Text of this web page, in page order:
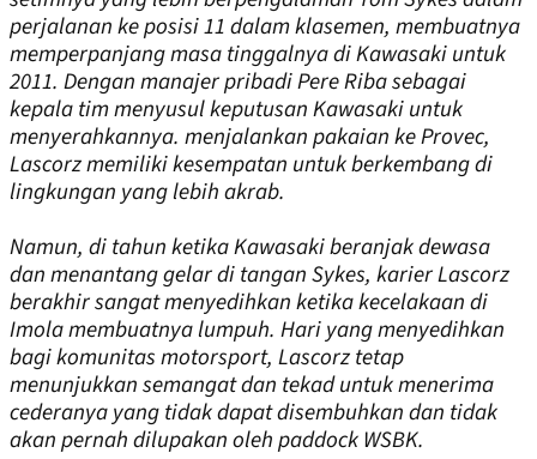
perjalanan ke posisi 11 dalam klasemen, membuatnya
memperpanjang masa tinggalnya di Kawasaki untuk
2011. Dengan manajer pribadi Pere Riba sebagai
kepala tim menyusul keputusan Kawasaki untuk
menyerahkannya. menjalankan pakaian ke Provec,
Lascorz memiliki kesempatan untuk berkembang di
lingkungan yang lebih akrab.
Namun, di tahun ketika Kawasaki beranjak dewasa
dan menantang gelar di tangan Sykes, karier Lascorz
berakhir sangat menyedihkan ketika kecelakaan di
Imola membuatnya lumpuh. Hari yang menyedihkan
bagi komunitas motorsport, Lascorz tetap
menunjukkan semangat dan tekad untuk menerima
cederanya yang tidak dapat disembuhkan dan tidak
akan pernah dilupakan oleh paddock WSBK.